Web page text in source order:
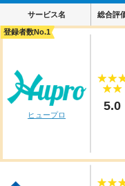
サービス名 総合評
登録者数No.1
ヒュープロ
5.0